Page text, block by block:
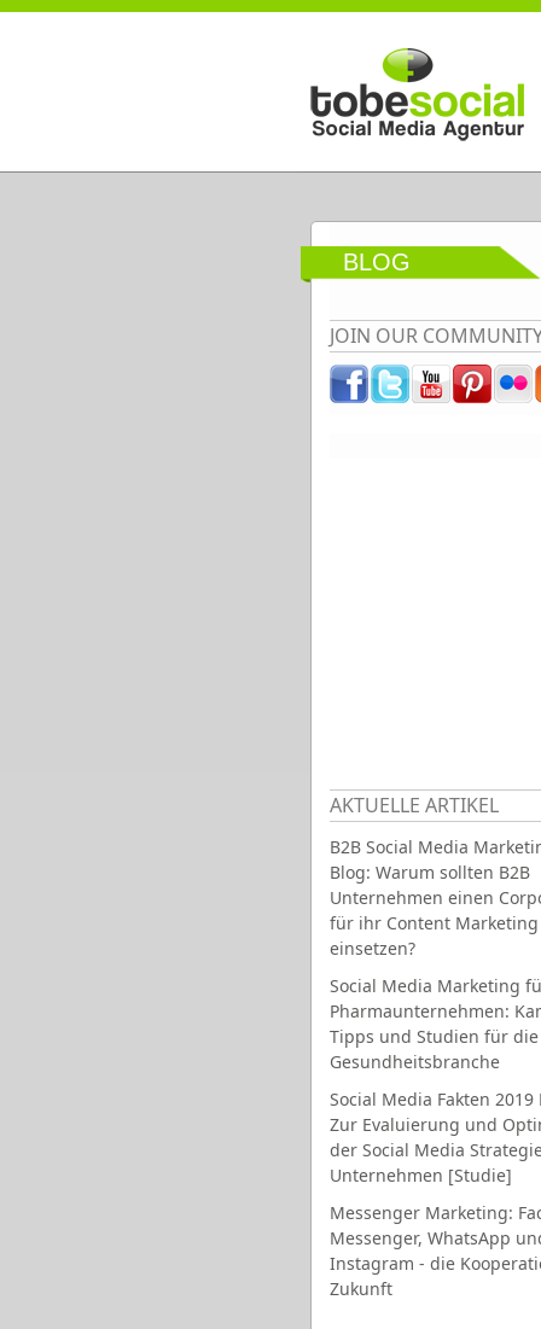
Direkt zum Inhalt
BLOG
JOIN OUR
AKTUELLE ARTIKEL
B2B Social Media
Blog: Warum sollten B2B
Unternehmen einen
für ihr Content Marketing
einsetzen?
Social Media Marketing
Pharmaunternehmen:
Tipps und Studien für die
Gesundheitsbranche
Social Media Fakten 2019
Zur Evaluierung und
der Social Media
Unternehmen [Studie]
Messenger Marketing:
Messenger, WhatsApp
Instagram - die
Zukunft